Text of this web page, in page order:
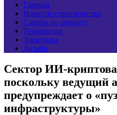
Главная
Новости строительства
Советы по ремонту
Технологии
Электрика
Дизайн
Сектор ИИ-
поскольку ведущий
предупреждает о
инфраструктуры»